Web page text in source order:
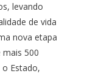
levando
de vida
nova etapa
500
Estado,